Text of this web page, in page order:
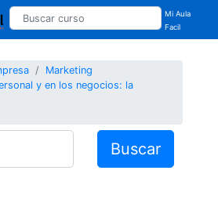
Mi Aula
Facil
Marketing
y en los negocios: la
Buscar